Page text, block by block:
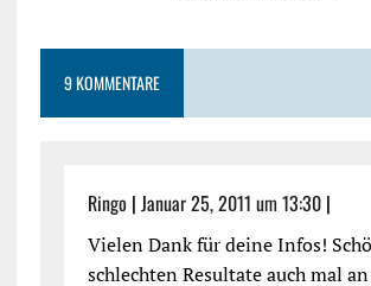
9 KOMMENTARE
Ringo | Januar 25, 2011 um 13:30|
Vielen Dank für deine Infos!
schlechten Resultate auch mal